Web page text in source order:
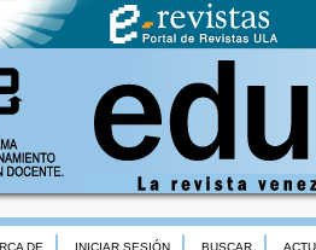
DE INICIAR SESIÓN BUSCAR